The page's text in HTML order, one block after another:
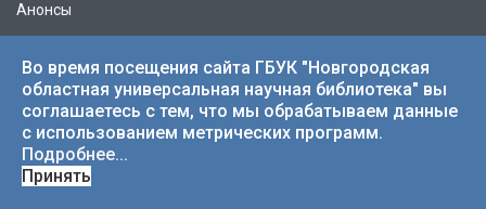
Анонсы
Режим работы
Учредитель
Во время посещения сайта ГБУК "Новгородская
областная универсальная научная библиотека" вы
соглашаетесь с тем, что мы обрабатываем данные
с использованием метрических программ.
Подробнее...
Принять